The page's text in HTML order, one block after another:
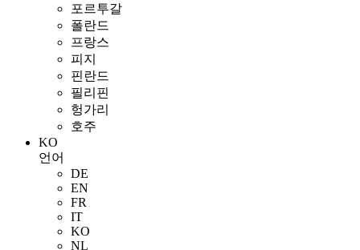
포르투갈
폴란드
프랑스
피지
핀란드
필리핀
헝가리
호주
KO
언어
DE
EN
FR
IT
KO
NL